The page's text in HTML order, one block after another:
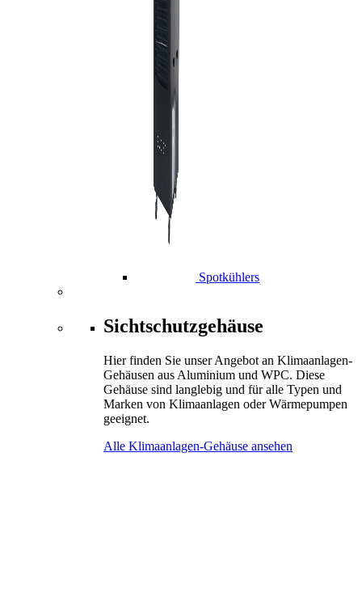
Spotkühlers
Sichtschutzgehäuse
Hier finden Sie unser Angebot an Klimaanlagen-
Gehäusen aus Aluminium und WPC. Diese
Gehäuse sind langlebig und für alle Typen und
Marken von Klimaanlagen oder Wärmepumpen
geeignet.
Alle Klimaanlagen-Gehäuse ansehen